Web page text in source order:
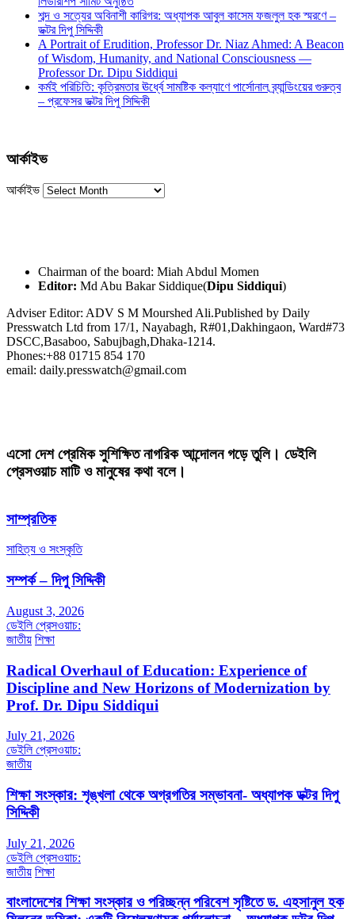
শব্দ ও সত্যের অবিনাশী কারিগর: অধ্যাপক আবুল কাসেম ফজলুল হক স্মরণে –
ডক্টর দিপু সিদ্দিকী
A Portrait of Erudition, Professor Dr. Niaz Ahmed: A Beacon
of Wisdom, Humanity, and National Consciousness —
Professor Dr. Dipu Siddiqui
কর্মই পরিচিতি: কৃত্রিমতার ঊর্ধ্বে সামষ্টিক কল্যাণে পার্সোনাল ব্র্যান্ডিংয়ের গুরুত্ব
– প্রফেসর ডক্টর দিপু সিদ্দিকী
আর্কাইভ
আর্কাইভ
Chairman of the board: Miah Abdul Momen
Editor: Md Abu Bakar Siddique(Dipu Siddiqui)
Adviser Editor: ADV S M Mourshed Ali.Published by Daily
Presswatch Ltd from 17/1, Nayabagh, R#01,Dakhingaon, Ward#73
DSCC,Basaboo, Sabujbagh,Dhaka-1214.
Phones:+88 01715 854 170
email: daily.presswatch@gmail.com
এসো দেশ প্রেমিক সুশিক্ষিত নাগরিক আন্দোলন গড়ে তুলি। ডেইলি
প্রেসওয়াচ মাটি ও মানুষের কথা বলে।
সাম্প্রতিক
সাহিত্য ও সংস্কৃতি
সম্পর্ক – দিপু সিদ্দিকী
August 3, 2026
ডেইলি প্রেসওয়াচ:
জাতীয় শিক্ষা
Radical Overhaul of Education: Experience of
Discipline and New Horizons of Modernization by
Prof. Dr. Dipu Siddiqui
July 21, 2026
ডেইলি প্রেসওয়াচ:
জাতীয়
শিক্ষা সংস্কার: শৃঙ্খলা থেকে অগ্রগতির সম্ভাবনা- অধ্যাপক ডক্টর দিপু
সিদ্দিকী
July 21, 2026
ডেইলি প্রেসওয়াচ:
জাতীয় শিক্ষা
বাংলাদেশের শিক্ষা সংস্কার ও পরিচ্ছন্ন পরিবেশ সৃষ্টিতে ড. এহসানুল হক